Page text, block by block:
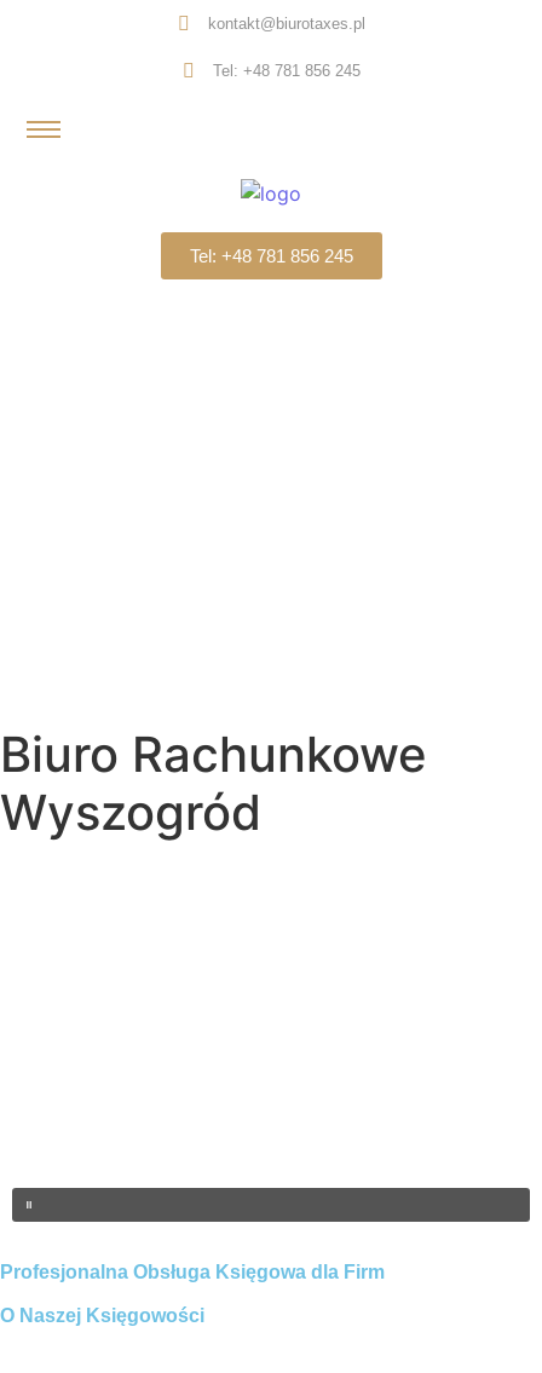
kontakt@biurotaxes.pl
Tel: +48 781 856 245
Tel: +48 781 856 245
Biuro Rachunkowe
Wyszogród
Profesjonalna Obsługa Księgowa dla Firm
O Naszej Księgowości